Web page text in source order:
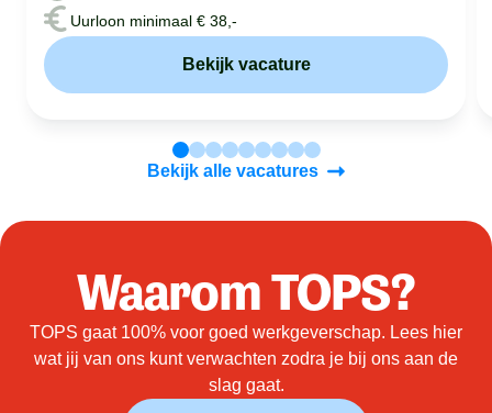
Uurloon minimaal € 38,-
Bekijk vacature
Bekijk alle vacatures
Waarom TOPS?
TOPS gaat 100% voor goed werkgeverschap. Lees hier
wat jij van ons kunt verwachten zodra je bij ons aan de
slag gaat.